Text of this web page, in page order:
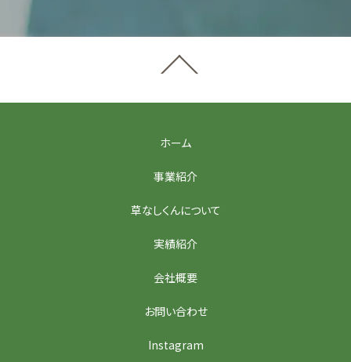
ホーム
事業紹介
草なしくんについて
実績紹介
会社概要
お問い合わせ
Instagram